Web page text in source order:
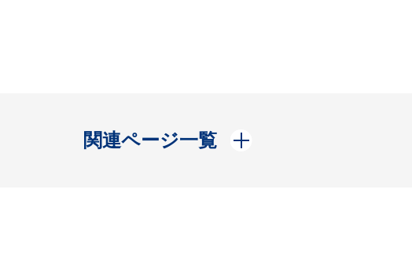
関連ページ一覧
開く